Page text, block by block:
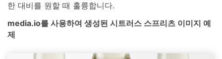
한 대비를 원할 때 훌륭합니다.
media.io를 사용하여 생성된 시트러스 스프리츠 이미지 예
제